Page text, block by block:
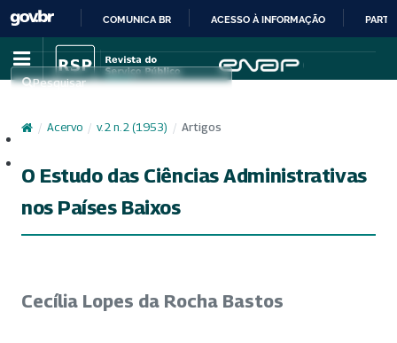
IR
PARA
CONTEÚDO
COMUNICA BR ACESSO À INFORMAÇÃO
Pesquisar
/ Acervo / v. 2 n. 2 (1953) / Artigos
O Estudo das Ciências Administrativas
nos Países Baixos
Cecília Lopes da Rocha Bastos